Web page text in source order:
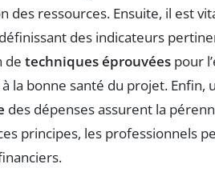
des ressources. Ensuite, il est
des indicateurs
de techniques éprouvées pour
la bonne santé du projet. Enfin,
des dépenses assurent la
principes, les professionnels